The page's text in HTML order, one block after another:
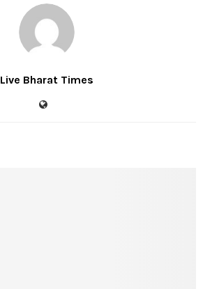
Live Bharat Times